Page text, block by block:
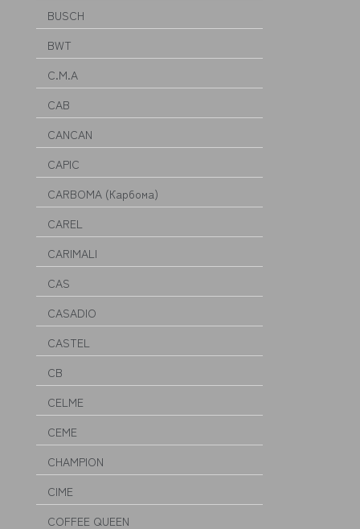
BUSCH
BWT
C.M.A
CAB
CANCAN
CAPIC
CARBOMA (Карбома)
CAREL
CARIMALI
CAS
CASADIO
CASTEL
CB
CELME
CEME
CHAMPION
CIME
COFFEE QUEEN